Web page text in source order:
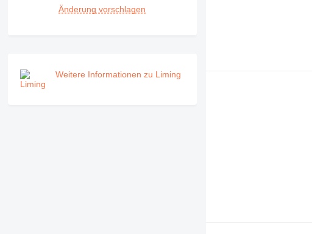
Änderung vorschlagen
Weitere Informationen zu Liming